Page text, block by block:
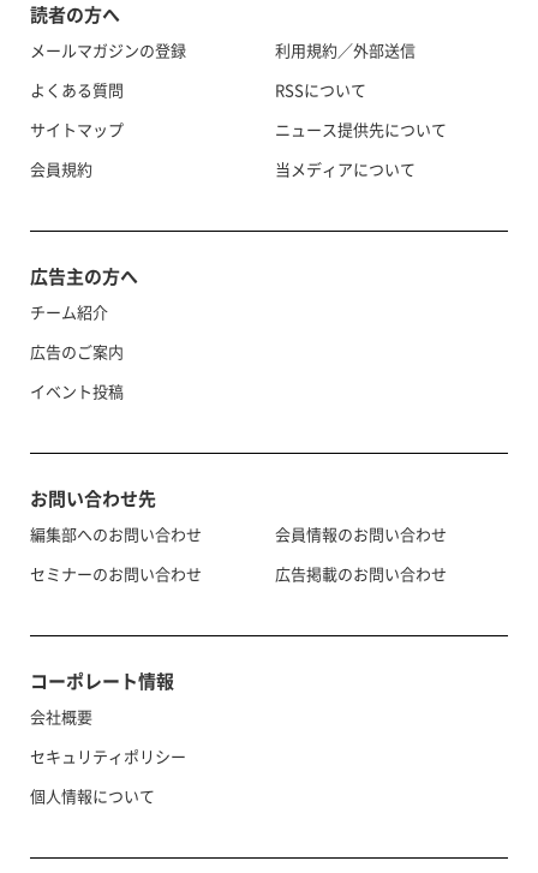
読者の方へ
メールマガジンの登録
よくある質問
サイトマップ
会員規約
利用規約／外部送信
RSSについて
ニュース提供先について
当メディアについて
広告主の方へ
チーム紹介
広告のご案内
イベント投稿
お問い合わせ先
編集部へのお問い合わせ
セミナーのお問い合わせ
会員情報のお問い合わせ
広告掲載のお問い合わせ
コーポレート情報
会社概要
セキュリティポリシー
個人情報について